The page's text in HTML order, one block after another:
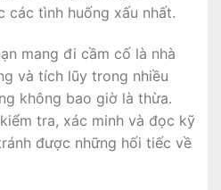
tình huống xấu nhất.
mang đi cầm cố là nhà
và tích lũy trong nhiều
không bao giờ là thừa.
tra, xác minh và đọc kỹ
được những hối tiếc về